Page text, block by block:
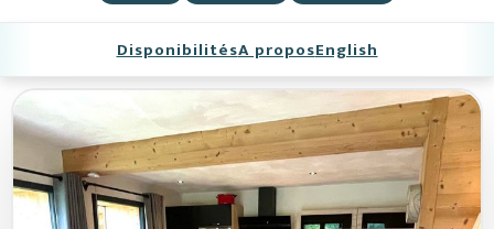
Hébergements
Restaurants
Animations
DisponibilitésA proposEnglish